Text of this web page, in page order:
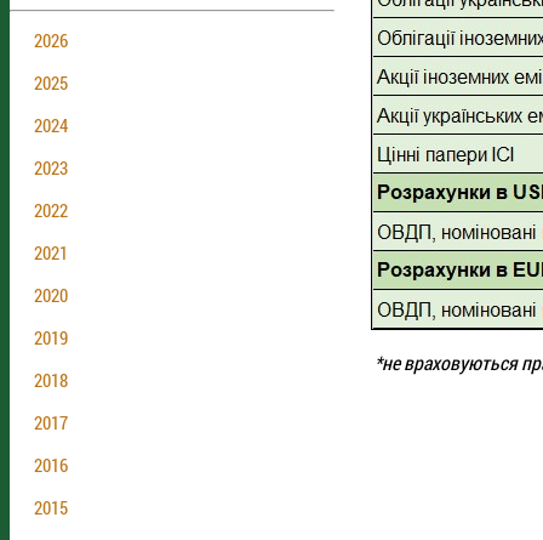
2026
2025
2024
2023
2022
2021
2020
2019
2018
2017
2016
2015
*не враховуються